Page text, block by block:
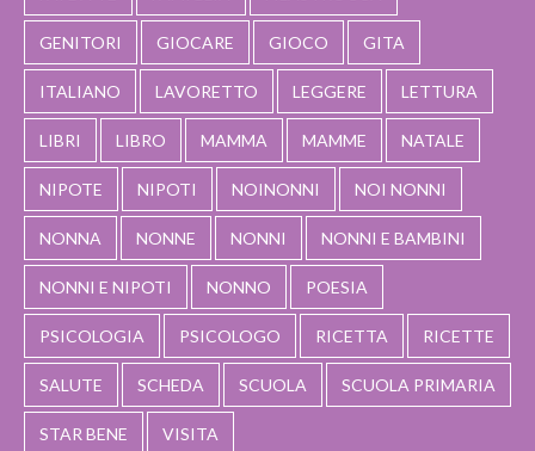
GENITORI GIOCARE GIOCO GITA
ITALIANO LAVORETTO LEGGERE LETTURA
LIBRI LIBRO MAMMA MAMME NATALE
NIPOTE NIPOTI NOINONNI NOI NONNI
NONNA NONNE NONNI NONNI E BAMBINI
NONNI E NIPOTI NONNO POESIA
PSICOLOGIA PSICOLOGO RICETTA RICETTE
SALUTE SCHEDA SCUOLA SCUOLA PRIMARIA
STAR BENE VISITA